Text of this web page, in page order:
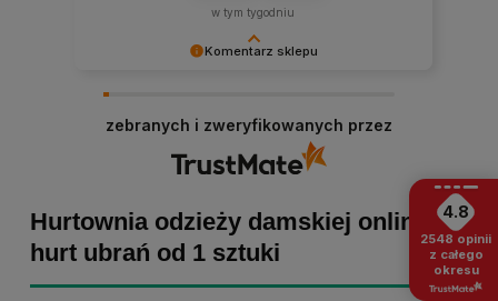
Komentarz sklepu
skrzydeł, dlatego tym bardziej cieszymy się, że
zakup przebiegł pomyślnie. Obiecujemy
utrzymać dobrą passę - zapraszamy ponownie! :)
w tym tygodniu
zebranych i zweryfikowanych przez
Hurtownia odzieży damskiej online -
hurt ubrań od 1 sztuki
4.8
2548 opinii
z całego
okresu